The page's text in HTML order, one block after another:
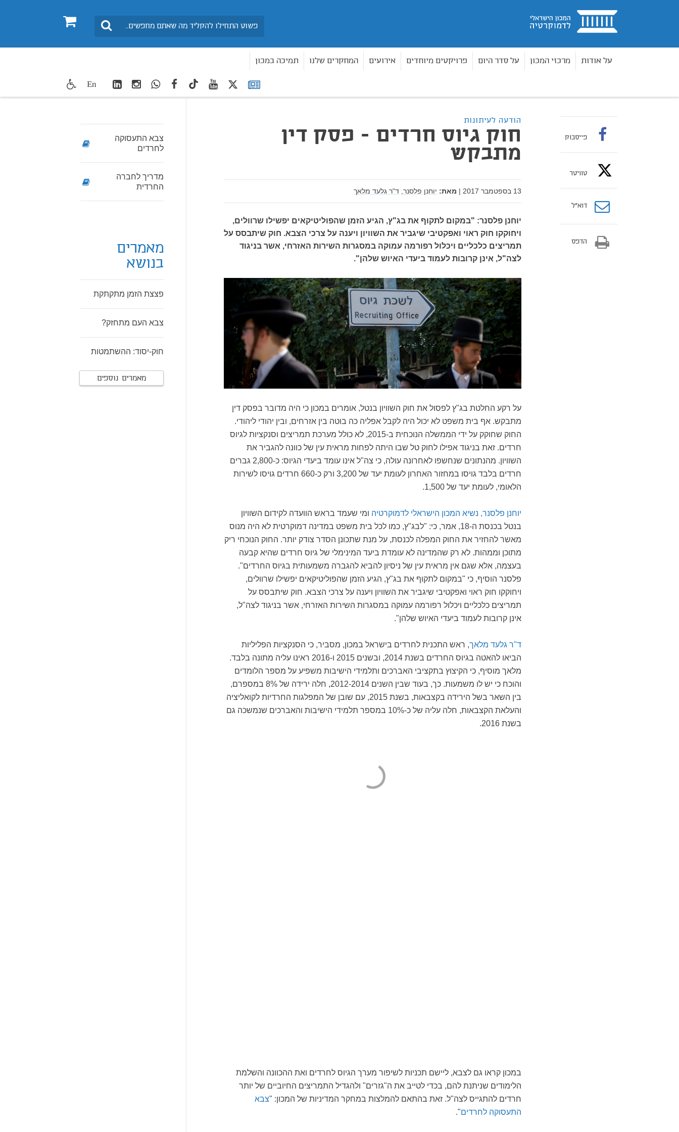
בית 0 חיפוש
על אודות מרכזי המכון על סדר היום פרויקטים מיוחדים אירועים המחקרים שלנו תמיכה במכון
רשימת
תפוצה
twitter
youtube
TikTok
facebook
WhatsApp
Instagram
LinkedIn
En
הודעה לעיתונות
חוק גיוס חרדים - פסק דין
מתבקש
13 בספטמבר 2017 | מאת: יוחנן פלסנר, ד"ר גלעד מלאך
יוחנן פלסנר: "במקום לתקוף את בג"ץ, הגיע הזמן שהפוליטיקאים יפשילו שרוולים,
ויחוקקו חוק ראוי ואפקטיבי שיגביר את השוויון ויענה על צרכי הצבא. חוק שיתבסס על
תמריצים כלכליים ויכלול רפורמה עמוקה במסגרות השירות האזרחי, אשר בניגוד
לצה"ל, אינן קרובות לעמוד ביעדי האיוש שלהן".
על רקע החלטת בג"ץ לפסול את חוק השוויון בנטל, אומרים במכון כי היה מדובר בפסק דין
מתבקש. אף בית משפט לא יכול היה לקבל אפליה כה בוטה בין אזרחים, ובין יהודי ליהודי.
החוק שחוקק על ידי הממשלה הנוכחית ב-2015, לא כולל מערכת תמריצים וסנקציות לגיוס
חרדים. זאת בניגוד אפילו לחוק טל שבו היתה לפחות מראית עין של כוונה להגביר את
השוויון. מהנתונים שנחשפו לאחרונה עולה, כי צה"ל אינו עומד ביעדי הגיוס: כ-2,800 גברים
חרדים בלבד גויסו במחזור האחרון לעומת יעד של 3,200 ורק כ-660 חרדים גויסו לשירות
הלאומי, לעומת יעד של 1,500.
יוחנן פלסנר, נשיא המכון הישראלי לדמוקרטיה ומי שעמד בראש הוועדה לקידום השוויון
בנטל בכנסת ה-18, אמר, כי: "לבג"ץ, כמו לכל בית משפט במדינה דמוקרטית לא היה מנוס
מאשר להחזיר את החוק המפלה לכנסת, על מנת שתכונן הסדר צודק יותר. החוק הנוכחי ריק
מתוכן וממהות. לא רק שהמדינה לא עומדת ביעד המינימלי של גיוס חרדים שהיא קבעה
בעצמה, אלא שגם אין מראית עין של ניסיון להביא להגברה משמעותית בגיוס החרדים".
פלסנר הוסיף, כי "במקום לתקוף את בג"ץ, הגיע הזמן שהפוליטיקאים יפשילו שרוולים,
ויחוקקו חוק ראוי ואפקטיבי שיגביר את השוויון ויענה על צרכי הצבא. חוק שיתבסס על
תמריצים כלכליים ויכלול רפורמה עמוקה במסגרות השירות האזרחי, אשר בניגוד לצה"ל,
אינן קרובות לעמוד ביעדי האיוש שלהן".
ד"ר גלעד מלאך, ראש התכנית לחרדים בישראל במכון, מסביר, כי הסנקציות הפליליות
הביאו להאטה בגיוס החרדים בשנת 2014, ובשנים 2015 ו-2016 ראינו עליה מתונה בלבד.
מלאך מוסיף, כי הקיצוץ בתקציבי האברכים ותלמידי הישיבות משפיע על מספר הלומדים
והוכח כי יש לו משמעות. כך, בעוד שבין השנים 2012-2014, חלה ירידה של 8% במספרם,
בין השאר בשל הירידה בקצבאות, בשנת 2015, עם שובן של המפלגות החרדיות לקואליציה
והעלאת הקצבאות, חלה עליה של כ-10% במספר תלמידי הישיבות והאברכים שנמשכה גם
בשנת 2016.
במכון קראו גם לצבא, ליישם תכניות לשיפור מערך הגיוס לחרדים ואת ההכוונה והשלמת
הלימודים שניתנת להם, בכדי לטייב את ה"גזרים" ולהגדיל התמריצים החיוביים של יותר
חרדים להתגייס לצה"ל. זאת בהתאם להמלצות במחקר המדיניות של המכון: "צבא
התעסוקה לחרדים".
פייסבוק
טוויטר
דוא”ל
הדפס
צבא התעסוקה
לחרדים
מדריך לחברה
החרדית
מאמרים
בנושא
פצצת הזמן מתקתקת
צבא העם מתחזק?
חוק-יסוד: ההשתמטות
מאמרים נוספים